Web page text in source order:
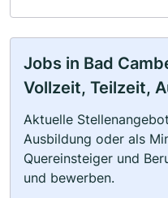
Jobs in Bad
Vollzeit, Teilzeit,
Aktuelle
Ausbildung oder als
Quereinsteiger und
und bewerben.